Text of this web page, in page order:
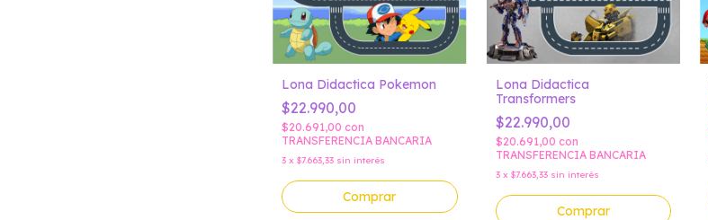
Lona Didactica Pokemon
$22.990,00
$20.691,00 con
TRANSFERENCIA BANCARIA
3 x $7.663,33 sin interés
Comprar
Lona Didactica
Transformers
$22.990,00
$20.691,00 con
TRANSFERENCIA BANCARIA
3 x $7.663,33 sin interés
Comprar